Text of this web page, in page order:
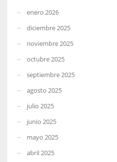
enero 2026
diciembre 2025
noviembre 2025
octubre 2025
septiembre 2025
agosto 2025
julio 2025
junio 2025
mayo 2025
abril 2025